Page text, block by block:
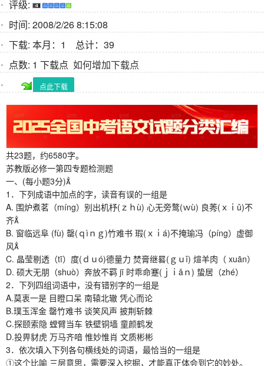
评级:
时间: 2008/2/26 8:15:08
下载: 本月：1 总计：39
点数: 1 下载点 如何增加下载点
点此下载
共23题，约6580字。
苏教版必修一第四专题检测题
一、(每小题3分)
1．下列成语中加点的字，读音有误的一组是
A. 围炉煮茗（míng）别出机杼(ｚｈù) 心无旁鹜(ｗù) 良莠(ｘｉǔ)不
齐
B. 窗临远阜 (fù) 罄(ｑìｎｇ)竹难书 瑕(ｘｉá)不掩瑜冯（píng）虚御
风
C. 晶莹剔透（tī）度(ｄｕó)德量力 焚膏继晷(ｇｕǐ) 煊羊肉（ xuān）
D. 硕大无朋（shuò）奔放不羁 jī 时乖命蹇(ｊｉǎｎ) 蛰居（zhé）
2．下列四组词语中，没有错别字的一组是
A.莫衷一是 目瞪口呆 南辕北辙 凭心而论
B.璞玉浑金 罄竹难书 谈笑风声 披荆斩棘
C.探颐索隐 螳臂当车 铁壁铜墙 童颜鹤发
D.投畀豺虎 万马齐喑 惟妙惟肖 文质彬彬
3．依次填入下列各句横线处的词语，最恰当的一组是
①这个比喻 三层意思，需要深入挖掘，才能真正体会到它的妙处。